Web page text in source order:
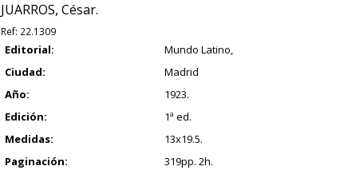
JUARROS, César.
Ref: 22.1309
Editorial:
Mundo Latino,
Ciudad:
Madrid
Año:
1923.
Edición:
1ª ed.
Medidas:
13x19.5.
Paginación:
319pp. 2h.